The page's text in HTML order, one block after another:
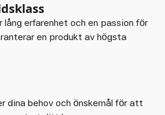
lång erfarenhet och en passion för
en produkt av högsta
dina behov och önskemål för att